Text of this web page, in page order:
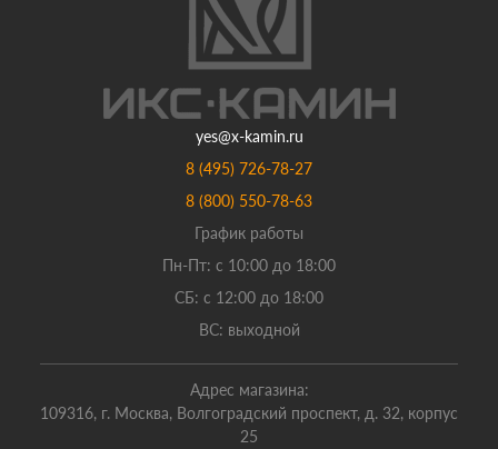
yes@x-kamin.ru
8 (495) 726-78-27
8 (800) 550-78-63
График работы
Пн-Пт: с 10:00 до 18:00
СБ: с 12:00 до 18:00
ВС: выходной
Адрес магазина:
109316, г. Москва, Волгоградский проспект, д. 32, корпус
25